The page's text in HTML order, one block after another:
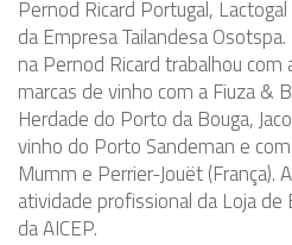
Pernod Ricard Portugal, Lactogal
da Empresa Tailandesa
na Pernod Ricard trabalhou com
marcas de vinho com a Fiuza &
Herdade do Porto da Bouga,
vinho do Porto Sandeman e
Mumm e Perrier-Jouët (França).
atividade profissional da Loja de
da AICEP.